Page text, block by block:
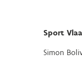
Sport
Simon